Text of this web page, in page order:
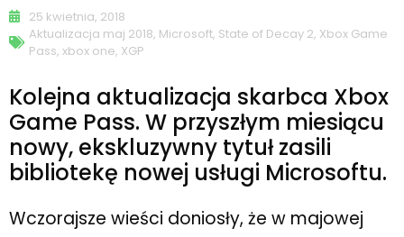
25 kwietnia, 2018
Aktualizacja maj 2018, Microsoft, State of Decay 2, Xbox Game
Pass, xbox one, XGP
Kolejna aktualizacja skarbca Xbox
Game Pass. W przyszłym miesiącu
nowy, ekskluzywny tytuł zasili
bibliotekę nowej usługi Microsoftu.
Wczorajsze wieści doniosły, że w majowej